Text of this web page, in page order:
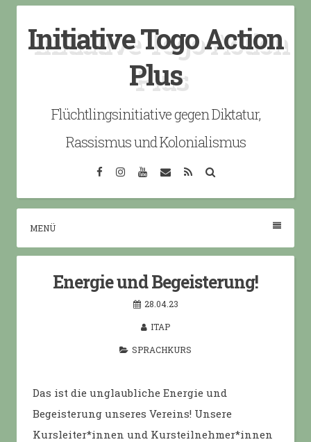
content
Initiative Togo Action
Plus
Flüchtlingsinitiative gegen Diktatur,
Rassismus und Kolonialismus
FacebookInstagramYouTube
EmailRSS
MENÜ
Energie und Begeisterung!
28.04.23
ITAP
SPRACHKURS
Das ist die unglaubliche Energie und
Begeisterung unseres Vereins! Unsere
Kursleiter*innen und Kursteilnehmer*innen